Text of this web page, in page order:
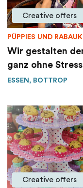
Creative offers
PÜPPIES UND
Wir gestalten
ganz ohne Stress
ESSEN, BOTTROP
Creative offers